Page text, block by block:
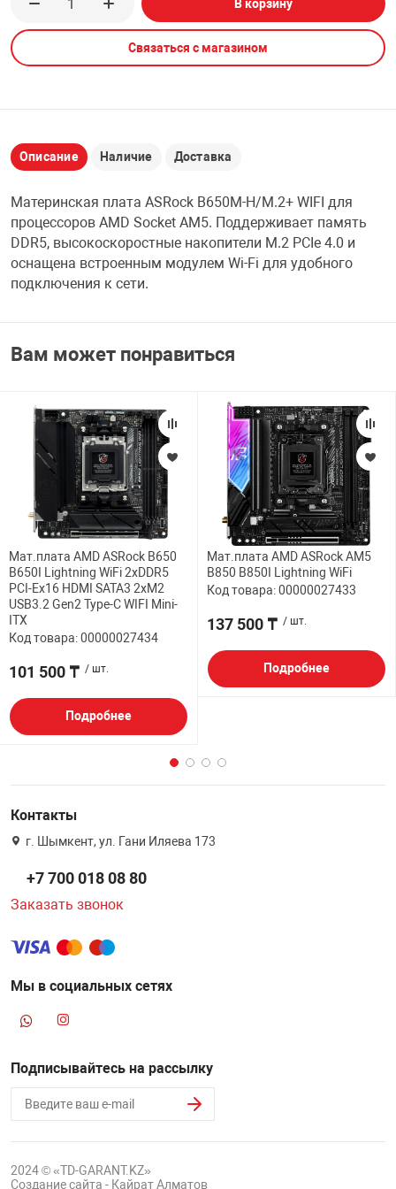
PCI АДАПТЕРЫ
USB
НАБОР ДЛЯ
CD-DVD ДИСКИ
В корзину
Связаться с магазином
Описание Наличие Доставка
Материнская плата ASRock B650M-H/M.2+ WIFI для
процессоров AMD Socket AM5. Поддерживает память
DDR5, высокоскоростные накопители M.2 PCIe 4.0 и
оснащена встроенным модулем Wi-Fi для удобного
подключения к сети.
Вам может понравиться
Мат.плата AMD ASRock B650
B650I Lightning WiFi 2xDDR5
PCI-Ex16 HDMI SATA3 2xM2
USB3.2 Gen2 Type-C WIFI Mini-
ITX
Код товара: 00000027434
101 500 ₸ / шт.
Подробнее
Мат.плата AMD ASRock AM5
B850 B850I Lightning WiFi
Код товара: 00000027433
137 500 ₸ / шт.
Подробнее
Контакты
г. Шымкент, ул. Гани Иляева 173
+7 700 018 08 80
Заказать звонок
Мы в социальных сетях
Подписывайтесь на рассылку
2024 © «TD-GARANT.KZ»
Создание сайта - Кайрат Алматов